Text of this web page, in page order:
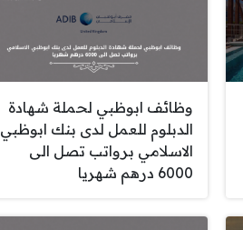
وظائف ابوظبي لحملة شهادة
الدبلوم للعمل لدى بنك ابوظبي
الاسلامي برواتب تصل الى
6000 درهم شهريا